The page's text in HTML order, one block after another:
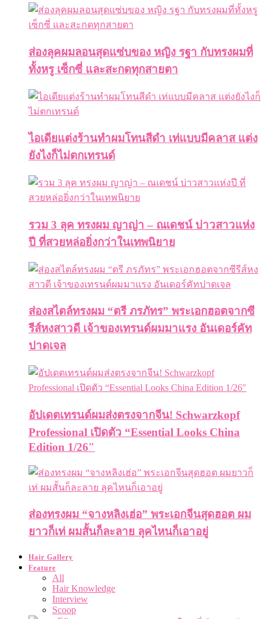
ส่องลุคผมลอนสุดแซ่บของ หญิง รฐา กับทรงผมที่
ทั้งหรู เซ็กซี่ และสะกดทุกสายตา
ไอเดียแต่งร้านทำผมโทนสีดำ เท่แบบมีคลาส แต่ง
ยังไงก็ไม่ตกเทรนด์
รวม 3 ลุค ทรงผม ญาญ่า – ณเดชน์ บ่าวสาวแห่ง
ปี ที่สวยหล่อยิ่งกว่าในเทพนิยาย
ส่องสไตล์ทรงผม “ตรี ภรภัทร” พระเอกฮอตจากซี
รีส์หงสาวดี เจ้าของเทรนด์ผมมาแรง อันเดอร์คัท
ปาดเจล
อัปเดตเทรนด์ผมส่งตรงจากจีน! Schwarzkopf
Professional เปิดตัว “Essential Looks China
Edition 1/26″
ส่องทรงผม “จางหลิงเฮ่อ” พระเอกจีนสุดฮอต ผม
ยาวก็เท่ ผมสั้นก็ละลาย ลุคไหนก็เอาอยู่
Hair Gallery
Feature
All
Hair Knowledge
Interview
Scoop